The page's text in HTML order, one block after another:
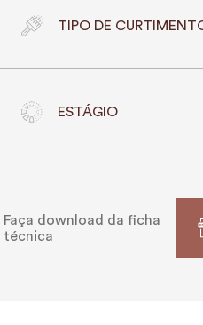
TIPO DE
ESTÁGIO
Faça download da ficha
técnica